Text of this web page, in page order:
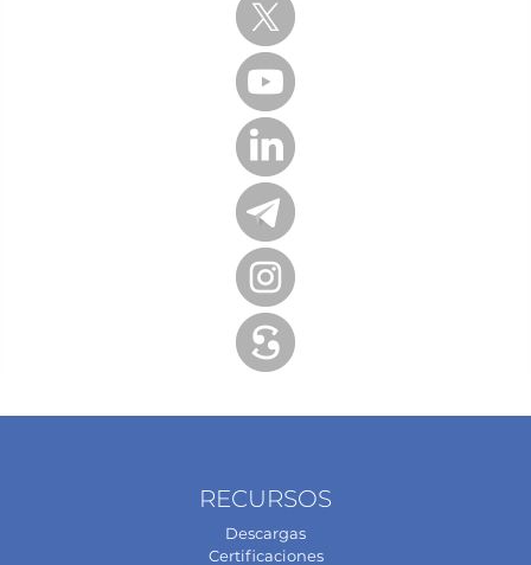
RECURSOS
Descargas
Certificaciones